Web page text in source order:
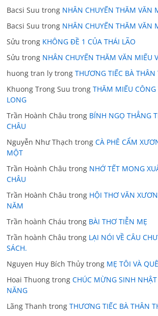
Bacsi Suu trong NHÂN CHUYẾN THĂM VĂN
Bacsi Suu trong NHÂN CHUYẾN THĂM VĂN
Sửu trong KHÔNG ĐỀ 1 CỦA THÁI LÃO
Sửu trong NHÂN CHUYẾN THĂM VĂN MIẾU
huong tran ly trongTHƯƠNG TIẾC BÀ THÂN
Khuong Trong Suu trongTHĂM MIẾU
LONG
Trần Hoành Châu trong BÍNH NGỌ THẲNG
CHÂU
Nguyễn Như Thạch trongCÀ PHÊ CẨM
MỘT
Trần Hoành Châu trong NHỚ TẾT MONG
CHÂU
Trần Hoành Châu trong HỘI THƠ VĂN
NĂM
Trần hoành Cháu trong BÀI THƠ TIỄN MẸ
Trần hoành Châu trong LẠI NÓI VỀ CÂU
SÁCH.
Nguyen Huy Bích Thủy trong MẸ TÔI VÀ
Hoai Thuong trongCHÚC MỪNG SINH
NĂNG
Lãng Thanh trongTHƯƠNG TIẾC BÀ THÂN